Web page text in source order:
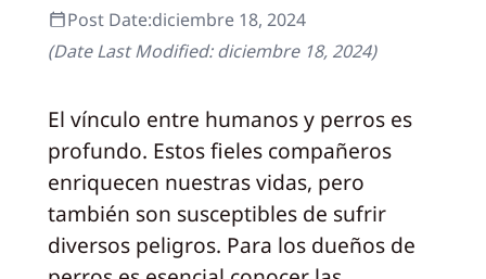
Post Date:diciembre 18, 2024
(Date Last Modified:diciembre 18, 2024)
El vínculo entre humanos y perros es
profundo. Estos fieles compañeros
enriquecen nuestras vidas, pero
también son susceptibles de sufrir
diversos peligros. Para los dueños de